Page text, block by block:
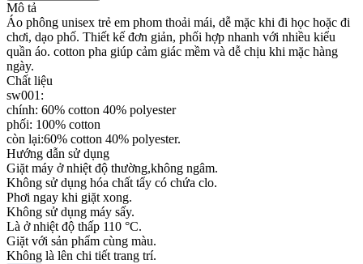
Mô tả
Áo phông unisex trẻ em phom thoải mái, dễ mặc khi đi học hoặc đi
chơi, dạo phố. Thiết kế đơn giản, phối hợp nhanh với nhiều kiểu
quần áo. cotton pha giúp cảm giác mềm và dễ chịu khi mặc hàng
ngày.
Chất liệu
sw001:
chính: 60% cotton 40% polyester
phối: 100% cotton
còn lại:60% cotton 40% polyester.
Hướng dẫn sử dụng
Giặt máy ở nhiệt độ thường,không ngâm.
Không sử dụng hóa chất tẩy có chứa clo.
Phơi ngay khi giặt xong.
Không sử dụng máy sấy.
Là ở nhiệt độ thấp 110 °C.
Giặt với sản phẩm cùng màu.
Không là lên chi tiết trang trí.